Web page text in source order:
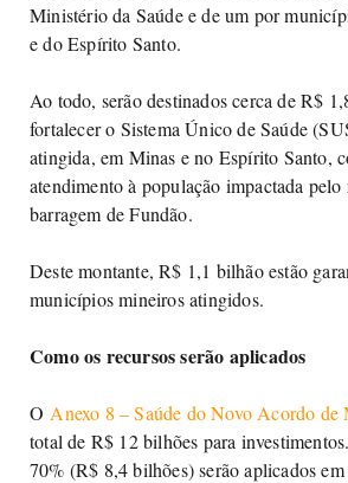
Ministério da Saúde e de um por
e do Espírito Santo.
Ao todo, serão destinados cerca de R$
fortalecer o Sistema Único de Saúde
atingida, em Minas e no Espírito Santo,
atendimento à população impactada
barragem de Fundão.
Deste montante, R$ 1,1 bilhão estão
municípios mineiros atingidos.
Como os recursos serão aplicados
O Anexo 8 – Saúde do Novo Acordo de
total de R$ 12 bilhões para
70% (R$ 8,4 bilhões) serão aplicados